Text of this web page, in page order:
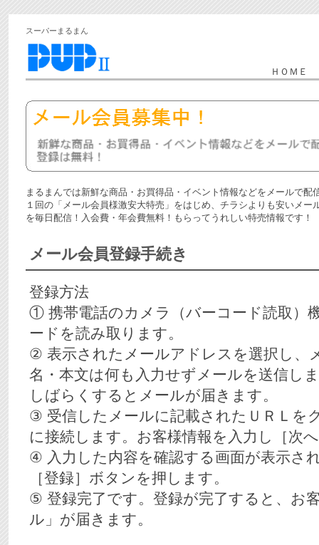
スーパーまるまん
ＨＯＭＥ
まるまんでは新鮮な商品・お買得品・イベント情報などをメールで配
１回の「メール会員様激安大特売」をはじめ、チラシよりも安いメー
を毎日配信！入会費・年会費無料！もらってうれしい特売情報です！
メール会員登録手続き
登録方法
① 携帯電話のカメラ（バーコード読取）
ードを読み取ります。
② 表示されたメールアドレスを選択し、
名・本文は何も入力せずメールを送信し
しばらくするとメールが届きます。
③ 受信したメールに記載されたＵＲＬを
に接続します。お客様情報を入力し［次
④ 入力した内容を確認する画面が表示さ
［登録］ボタンを押します。
⑤ 登録完了です。登録が完了すると、お
ル」が届きます。